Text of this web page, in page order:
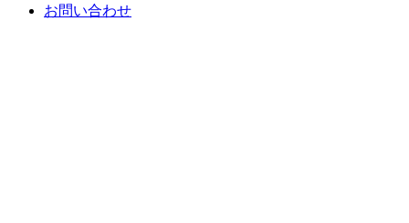
お問い合わせ